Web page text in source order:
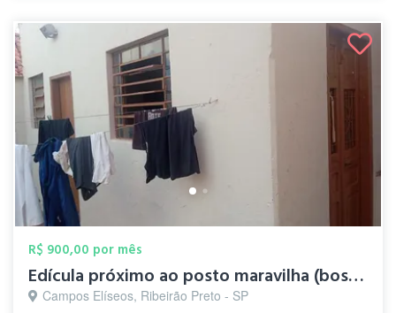
R$ 900,00 por mês
Edícula próximo ao posto maravilha (bosq...
Campos Elíseos, Ribeirão Preto - SP